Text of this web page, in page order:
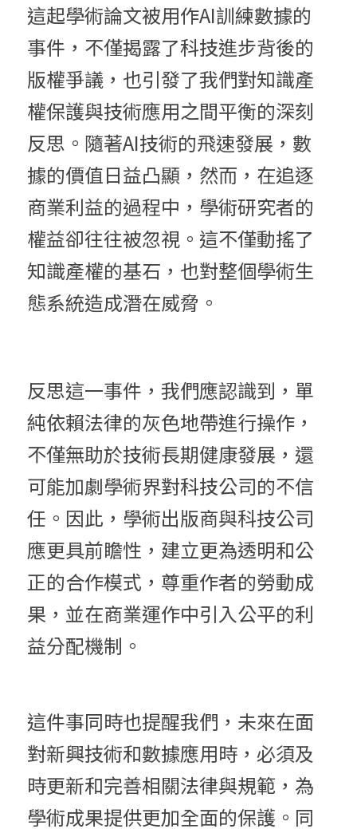
這起學術論文被用作AI訓練數據的
事件，不僅揭露了科技進步背後的
版權爭議，也引發了我們對知識產
權保護與技術應用之間平衡的深刻
反思。隨著AI技術的飛速發展，數
據的價值日益凸顯，然而，在追逐
商業利益的過程中，學術研究者的
權益卻往往被忽視。這不僅動搖了
知識產權的基石，也對整個學術生
態系統造成潛在威脅。
反思這一事件，我們應認識到，單
純依賴法律的灰色地帶進行操作，
不僅無助於技術長期健康發展，還
可能加劇學術界對科技公司的不信
任。因此，學術出版商與科技公司
應更具前瞻性，建立更為透明和公
正的合作模式，尊重作者的勞動成
果，並在商業運作中引入公平的利
益分配機制。
這件事同時也提醒我們，未來在面
對新興技術和數據應用時，必須及
時更新和完善相關法律與規範，為
學術成果提供更加全面的保護。同